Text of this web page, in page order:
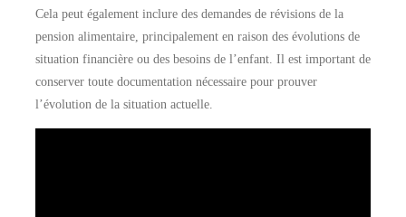
Cela peut également inclure des demandes de révisions de la
pension alimentaire, principalement en raison des évolutions de
situation financière ou des besoins de l’enfant. Il est important de
conserver toute documentation nécessaire pour prouver
l’évolution de la situation actuelle.